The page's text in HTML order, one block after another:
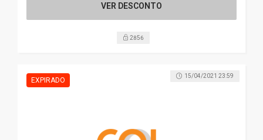
VER DESCONTO
2856
15/04/2021 23:59